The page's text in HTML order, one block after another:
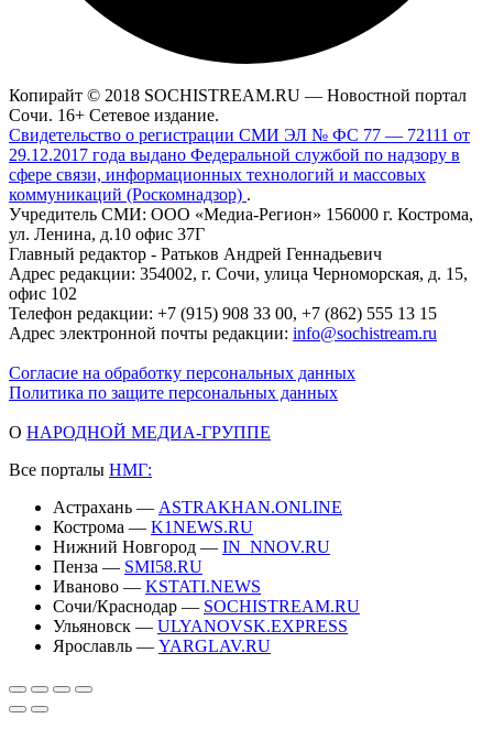
Копирайт © 2018 SOCHISTREAM.RU — Новостной портал
Сочи. 16+ Сетевое издание.
Свидетельство о регистрации СМИ ЭЛ № ФС 77 — 72111 от
29.12.2017 года выдано Федеральной службой по надзору в
сфере связи, информационных технологий и массовых
коммуникаций (Роскомнадзор) .
Учредитель СМИ: ООО «Медиа-Регион» 156000 г. Кострома,
ул. Ленина, д.10 офис 37Г
Главный редактор - Ратьков Андрей Геннадьевич
Адрес редакции: 354002, г. Сочи, улица Черноморская, д. 15,
офис 102
Телефон редакции: +7 (915) 908 33 00, +7 (862) 555 13 15
Адрес электронной почты редакции: info@sochistream.ru
Согласие на обработку персональных данных
Политика по защите персональных данных
О НАРОДНОЙ МЕДИА-ГРУППЕ
Все порталы НМГ:
Астрахань — ASTRAKHAN.ONLINE
Кострома — K1NEWS.RU
Нижний Новгород — IN_NNOV.RU
Пенза — SMI58.RU
Иваново — KSTATI.NEWS
Сочи/Краснодар — SOCHISTREAM.RU
Ульяновск — ULYANOVSK.EXPRESS
Ярославль — YARGLAV.RU